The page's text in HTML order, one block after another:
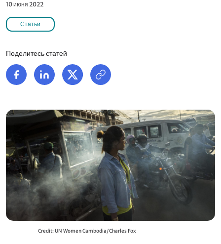
10 июня 2022
Статьи
Поделитесь статей
Credit: UN Women Cambodia/Charles Fox